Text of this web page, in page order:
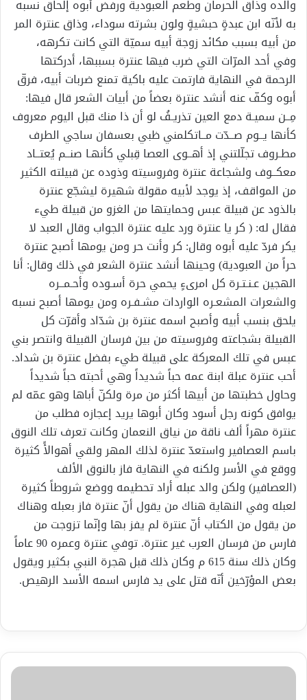
والده وذاق الحرمان وطعم العبودية ورفض أبوه إلحاق نسبه
به لأنّه ابن عبدةٍ حبشيةٍ ولون بشرته سوداء، وذاق عنترة المر
من أبيه بسبب مكائد زوجة أبيه سميّة التي كانت تكرهه،
وفي أحد المرّات التي ضرب فيها عنترة بسببها، أدركتها
الرحمة في النهاية فارتمت عليه باكية تمنع ضربات أبيه، فرقّ
أبوه وكفّ عنه أنشد عنترة بعضاً من أبيات الشعر قال فيها:
مِــن سميـة دمع العين تذريـفُ لو أن ذا منك قبل اليوم معروف
كأنها يــوم صــدّت مــاتكلمني ظبي بعسفان ساجي الطرف
مطـروف تجلّلتني إذ أهــوى العصا قِبلي كأنهـا صنــم يُعتــاد
معكــوف ولشجاعة عنترة وفروسيته وذوده عن قبيلته الكثير
من المواقف، إذ يوجد لأبيه مقولة شهيرة ليشجّع عنترة
بالذود عن قبيلة عبس وحمايتها من الغزو من قبيلة طيء
فقال له: ( كر يا عنترة ورد عليه عنترة الجواب وقال العبد لا
يكر فردّ عليه أبوه وقال: كر وأنت حر ومن يومها أصبح عنترة
حراً من العبودية) وحينها أنشد عنترة الشعر في ذلك وقال: أنا
الهجين عـنـتـرة كل امرىءٍ يحمي حرة أسـوده وأحـمــره
والشعرات المشعـره الواردات مشـفـره ومن يومها أصبح نسبه
يلحق بنسب أبيه وأصبح اسمه عنترة بن شدّاد وأقرّت كل
القبيلة بشجاعته وفروسيته من بين فرسان القبيلة وانتصر بني
عبس في تلك المعركة على قبيلة طيء بفضل عنترة بن شداد.
أحب عنترة عبلة ابنة عمه حباً شديداً وهي أحبته حباً شديداً
وحاول خطبتها من أبيها أكثر من مرة ولكنّ أباها وهو عمّه لم
يوافق كونه رجل أسود وكان أبوها يريد إعجازه فطلب من
عنترة مهراً ألف ناقة من نياق النعمان وكانت تعرف تلك النوق
باسم العصافير واستعدّ عنترة لذلك المهر ولقي أهوالأً كثيرة
ووقع في الأسر ولكنه في النهاية فاز بالنوق الألف
(العصافير) ولكن والد عبله أراد تحطيمه ووضع شروطاً كثيرة
لعبله وفي النهاية هناك من يقول أنّ عنترة فاز بعبله وهناك
من يقول من الكتاب أنّ عنترة لم يفز بها وإنّما تزوجت من
فارس من فرسان العرب غير عنترة. توفي عنترة وعمره 90 عاماً
وكان ذلك سنة 615 م وكان ذلك قبل هجرة النبي بكثير ويقول
بعض المؤرّخين أنّه قتل على يد فارس اسمه الأسد الرهيص.
اخر